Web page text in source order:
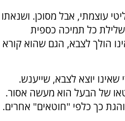
עוצמתי, אבל מסוכן. ושנאתו
כל תמיכה כספית
הולך לצבא, הגם שהוא קורא
שאינו יוצא לצבא, שייענש.
של הבעל הוא מעשה אסור.
כך כלפי "חוטאים" אחרים.